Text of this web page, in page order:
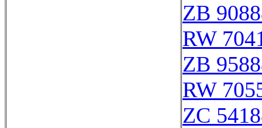
ZB
RW
ZB
RW
ZC